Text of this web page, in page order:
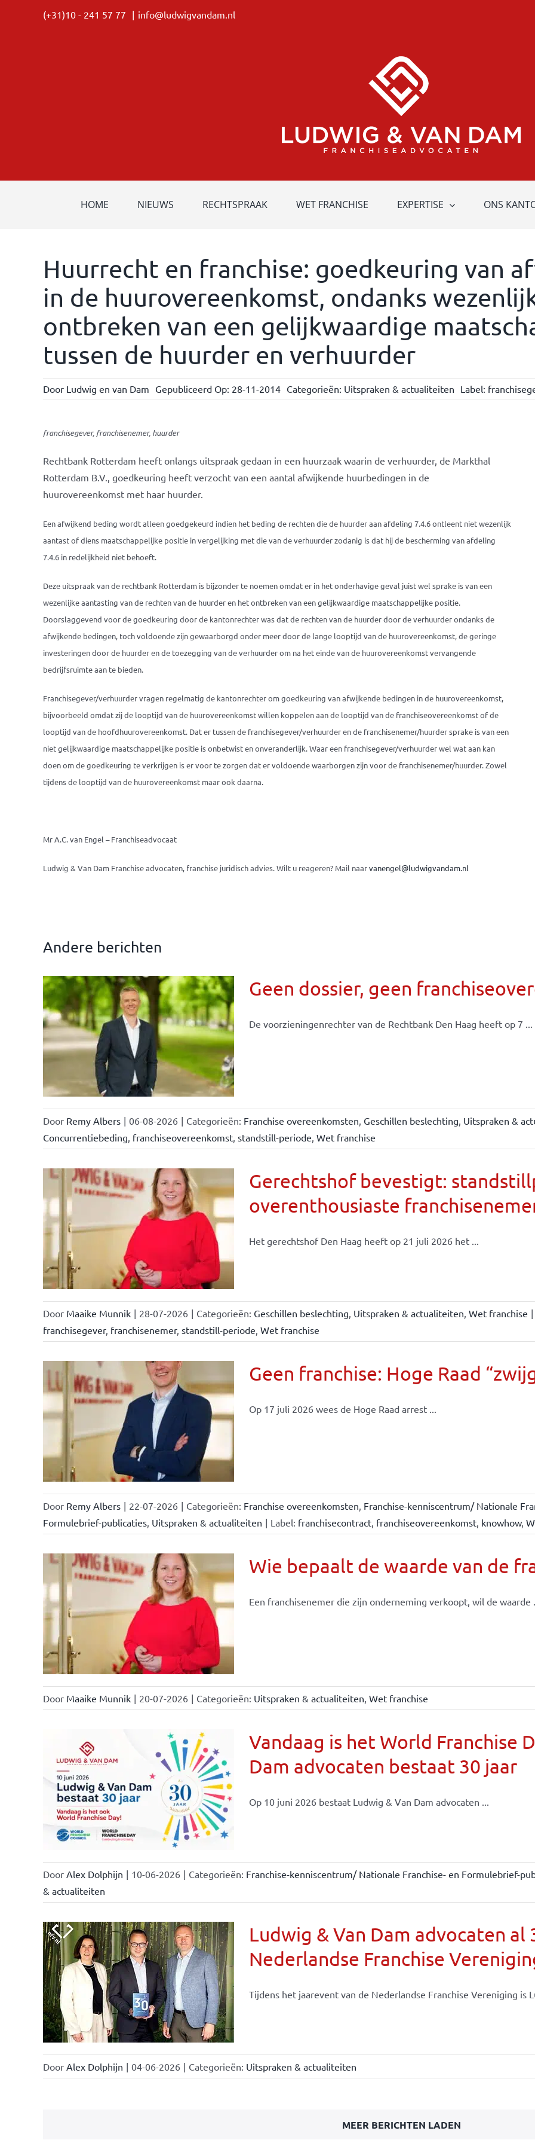
(+31)10 - 241 57 77 | info@ludwigvandam.nl
HOME NIEUWS RECHTSPRAAK WET FRANCHISE EXPERTISE ONS
Huurrecht en franchise: goedkeuring van
in de huurovereenkomst, ondanks
ontbreken van een gelijkwaardige
tussen de huurder en verhuurder
Door Ludwig en van Dam Gepubliceerd Op: 28-11-2014 Categorieën: Uitspraken & actualiteiten Label:
franchisegever, franchisenemer, huurder
Rechtbank Rotterdam heeft onlangs uitspraak gedaan in een huurzaak waarin de verhuurder, de Markthal
Rotterdam B.V., goedkeuring heeft verzocht van een aantal afwijkende huurbedingen in de
huurovereenkomst met haar huurder.
Een afwijkend beding wordt alleen goedgekeurd indien het beding de rechten die de huurder aan afdeling 7.4.6 ontleent niet wezenlijk
aantast of diens maatschappelijke positie in vergelijking met die van de verhuurder zodanig is dat hij de bescherming van afdeling
7.4.6 in redelijkheid niet behoeft.
Deze uitspraak van de rechtbank Rotterdam is bijzonder te noemen omdat er in het onderhavige geval juist wel sprake is van een
wezenlijke aantasting van de rechten van de huurder en het ontbreken van een gelijkwaardige maatschappelijke positie.
Doorslaggevend voor de goedkeuring door de kantonrechter was dat de rechten van de huurder door de verhuurder ondanks de
afwijkende bedingen, toch voldoende zijn gewaarborgd onder meer door de lange looptijd van de huurovereenkomst, de geringe
investeringen door de huurder en de toezegging van de verhuurder om na het einde van de huurovereenkomst vervangende
bedrijfsruimte aan te bieden.
Franchisegever/verhuurder vragen regelmatig de kantonrechter om goedkeuring van afwijkende bedingen in de huurovereenkomst,
bijvoorbeeld omdat zij de looptijd van de huurovereenkomst willen koppelen aan de looptijd van de franchiseovereenkomst of de
looptijd van de hoofdhuurovereenkomst. Dat er tussen de franchisegever/verhuurder en de franchisenemer/huurder sprake is van een
niet gelijkwaardige maatschappelijke positie is onbetwist en onveranderlijk. Waar een franchisegever/verhuurder wel wat aan kan
doen om de goedkeuring te verkrijgen is er voor te zorgen dat er voldoende waarborgen zijn voor de franchisenemer/huurder. Zowel
tijdens de looptijd van de huurovereenkomst maar ook daarna.
Mr A.C. van Engel – Franchiseadvocaat
Ludwig & Van Dam Franchise advocaten, franchise juridisch advies.Wilt u reageren? Mail naarvanengel@ludwigvandam.nl
Andere berichten
Geen dossier, geen
De voorzieningenrechter van de Rechtbank Den Haag heeft op 7 ...
Door Remy Albers | 06-08-2026 | Categorieën: Franchise overeenkomsten, Geschillen beslechting, Uitspraken &
Concurrentiebeding, franchiseovereenkomst, standstill-periode, Wet franchise
Gerechtshof bevestigt:
overenthousiaste
Het gerechtshof Den Haag heeft op 21 juli 2026 het ...
Door Maaike Munnik | 28-07-2026 | Categorieën: Geschillen beslechting, Uitspraken & actualiteiten, Wet franchise |
franchisegever, franchisenemer, standstill-periode, Wet franchise
Geen franchise: Hoge Raad
Op 17 juli 2026 wees de Hoge Raad arrest ...
Door Remy Albers | 22-07-2026 | Categorieën: Franchise overeenkomsten, Franchise-kenniscentrum/ Nationale
Formulebrief-publicaties, Uitspraken & actualiteiten | Label: franchisecontract, franchiseovereenkomst, knowhow,
Wie bepaalt de waarde van de
Een franchisenemer die zijn onderneming verkoopt, wil de waarde
Door Maaike Munnik | 20-07-2026 | Categorieën: Uitspraken & actualiteiten, Wet franchise
Vandaag is het World Franchise
Dam advocaten bestaat 30 jaar
Op 10 juni 2026 bestaat Ludwig & Van Dam advocaten ...
Door Alex Dolphijn | 10-06-2026 | Categorieën: Franchise-kenniscentrum/ Nationale Franchise- en Formulebrief-
& actualiteiten
Ludwig & Van Dam advocaten al
Nederlandse Franchise
Tijdens het jaarevent van de Nederlandse Franchise Vereniging is
Door Alex Dolphijn | 04-06-2026 | Categorieën: Uitspraken & actualiteiten
MEER BERICHTEN LADEN